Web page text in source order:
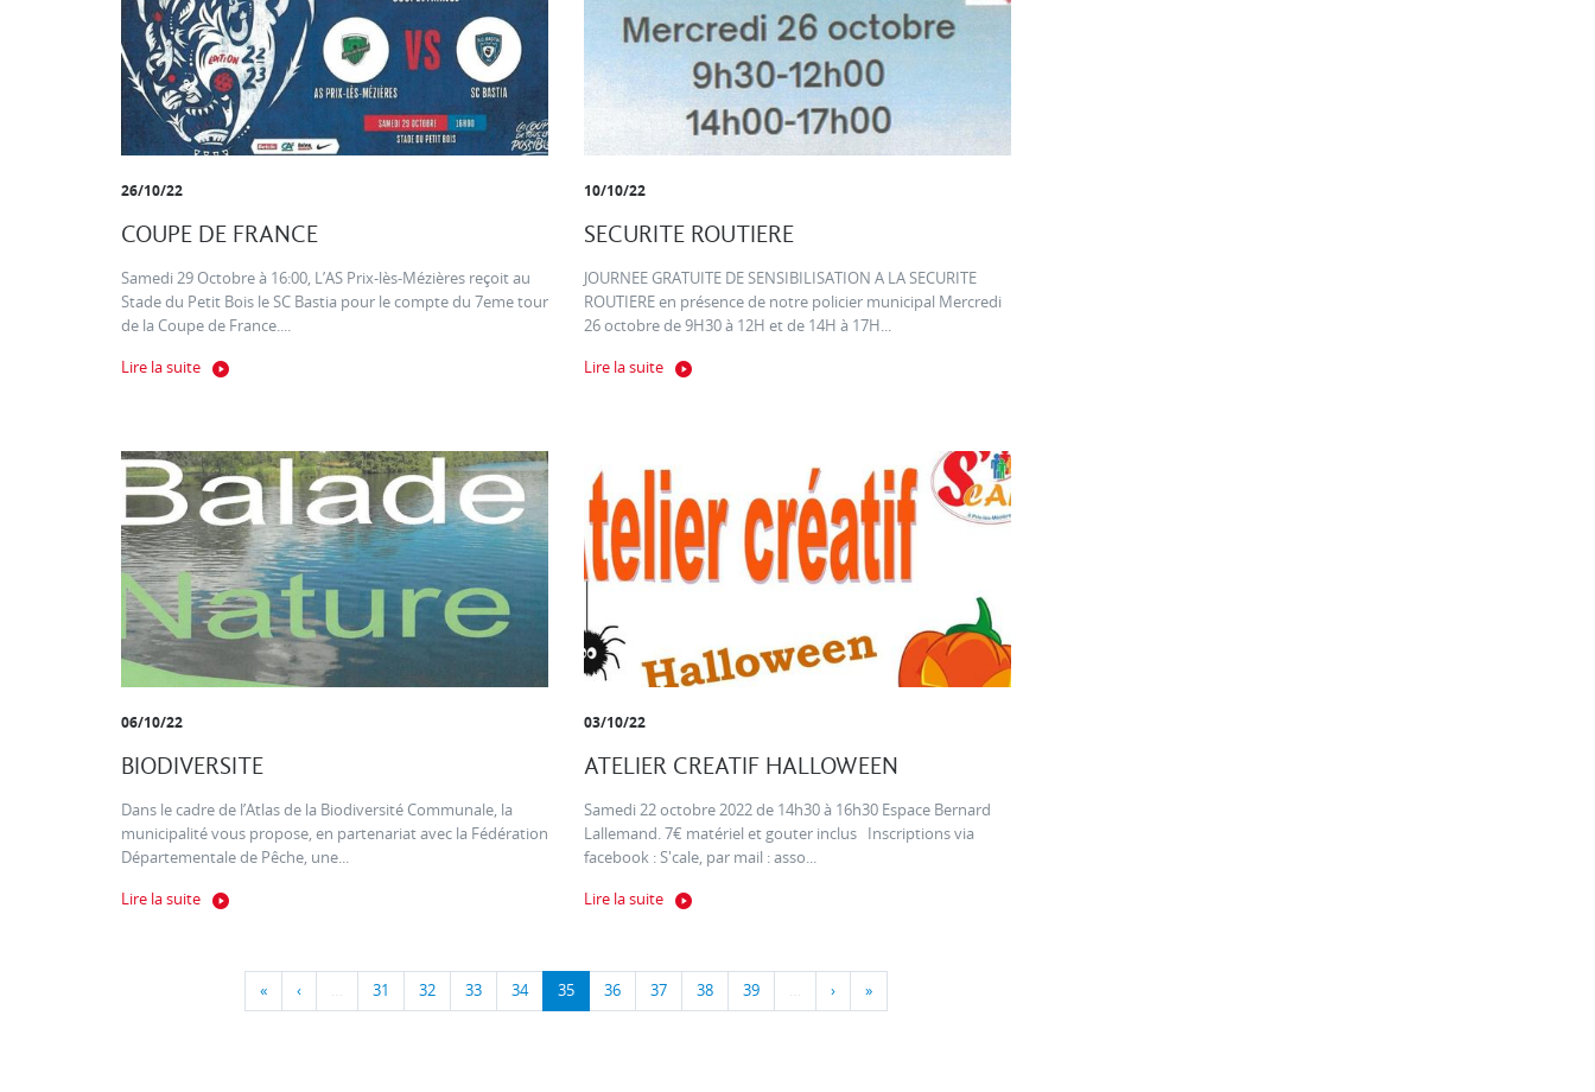
26/10/22
COUPE DE FRANCE
Samedi 29 Octobre à 16:00, L’AS Prix-lès-Mézières reçoit au
Stade du Petit Bois le SC Bastia pour le compte du 7eme tour
de la Coupe de France....
Lire la suite
10/10/22
SECURITE ROUTIERE
JOURNEE GRATUITE DE SENSIBILISATION A LA SECURITE
ROUTIERE en présence de notre policier municipal Mercredi
26 octobre de 9H30 à 12H et de 14H à 17H...
Lire la suite
06/10/22
BIODIVERSITE
Dans le cadre de l’Atlas de la Biodiversité Communale, la
municipalité vous propose, en partenariat avec la Fédération
Départementale de Pêche, une...
Lire la suite
03/10/22
ATELIER CREATIF HALLOWEEN
Samedi 22 octobre 2022 de 14h30 à 16h30 Espace Bernard
Lallemand. 7€ matériel et gouter inclus Inscriptions via
facebook : S'cale, par mail : asso...
Lire la suite
« ‹ … 31 32 33 34 35 36 37 38 39 … › »